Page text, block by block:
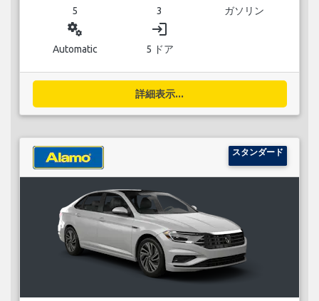
5 3 ガソリン
miscellaneous_services
Automatic
login
5 ドア
詳細表示...
スタンダード